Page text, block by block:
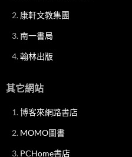
康軒文教集團
南一書局
翰林出版
其它網站
博客來網路書店
MOMO圖書
PCHome書店